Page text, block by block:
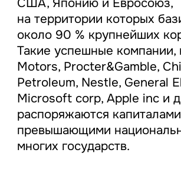
США, Японию и Евросоюз,
на территории которых
около 90 % крупнейших
Такие успешные компании,
Motors, Procter&Gamble,
Petroleum, Nestle, General
Microsoft corp, Apple inc и
распоряжаются
превышающими
многих государств.